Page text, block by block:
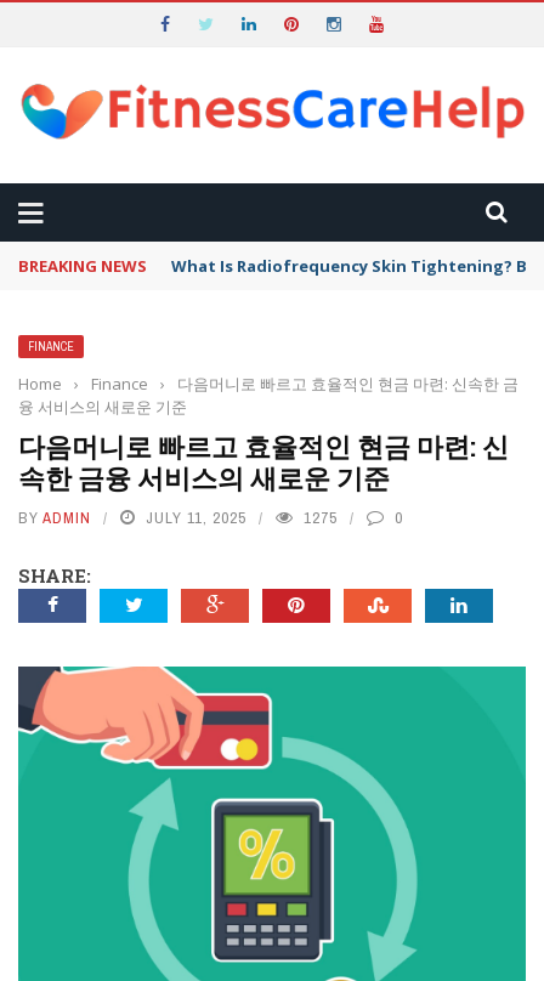
BREAKING NEWS What Is Radiofrequency Skin Tightening?
FINANCE
Home › Finance ›
다음머니로 빠르고 효율적인 현금 마련: 신속한 금
융 서비스의 새로운 기준
다음머니로 빠르고 효율적인 현금 마련: 신
속한 금융 서비스의 새로운 기준
BY ADMIN JULY 11, 2025 1275 0
SHARE: